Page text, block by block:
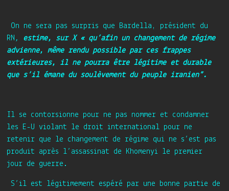
On ne sera pas surpris que Bardella, président du
RN , estime, sur X « qu’afin un changement de régime
advienne, même rendu possible par ces frappes
extérieures, il ne pourra être légitime et durable
que s’il émane du soulèvement du peuple iranien”.
Il se contorsionne pour ne pas nommer et condamner
les E-U violant le droit international pour ne
retenir que le changement de régime qui ne s’est pas
produit après l’assassinat de Khomenyi le premier
jour de guerre.
S’il est légitimement espéré par une bonne partie de